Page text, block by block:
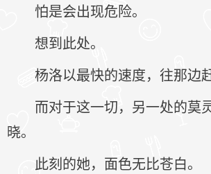
怕是会出现危险。
想到此处。
杨洛以最快的速度，往那边
而对于这一切，另一处的莫
晓。
此刻的她，面色无比苍白。